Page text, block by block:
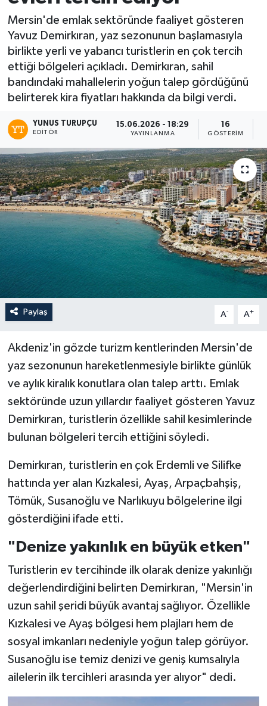
Mersin'de emlak sektöründe faaliyet gösteren
Yavuz Demirkıran, yaz sezonunun başlamasıyla
birlikte yerli ve yabancı turistlerin en çok tercih
ettiği bölgeleri açıkladı. Demirkıran, sahil
bandındaki mahallelerin yoğun talep gördüğünü
belirterek kira fiyatları hakkında da bilgi verdi.
YUNUS TURUPÇU
EDITÖR
15.06.2026 - 18:29
YAYINLANMA
16
GÖSTERIM
Paylaş A- A+
Akdeniz'in gözde turizm kentlerinden Mersin'de
yaz sezonunun hareketlenmesiyle birlikte günlük
ve aylık kiralık konutlara olan talep arttı. Emlak
sektöründe uzun yıllardır faaliyet gösteren Yavuz
Demirkıran, turistlerin özellikle sahil kesimlerinde
bulunan bölgeleri tercih ettiğini söyledi.
Demirkıran, turistlerin en çok Erdemli ve Silifke
hattında yer alan Kızkalesi, Ayaş, Arpaçbahşiş,
Tömük, Susanoğlu ve Narlıkuyu bölgelerine ilgi
gösterdiğini ifade etti.
"Denize yakınlık en büyük etken"
Turistlerin ev tercihinde ilk olarak denize yakınlığı
değerlendirdiğini belirten Demirkıran, "Mersin'in
uzun sahil şeridi büyük avantaj sağlıyor. Özellikle
Kızkalesi ve Ayaş bölgesi hem plajları hem de
sosyal imkanları nedeniyle yoğun talep görüyor.
Susanoğlu ise temiz denizi ve geniş kumsalıyla
ailelerin ilk tercihleri arasında yer alıyor" dedi.